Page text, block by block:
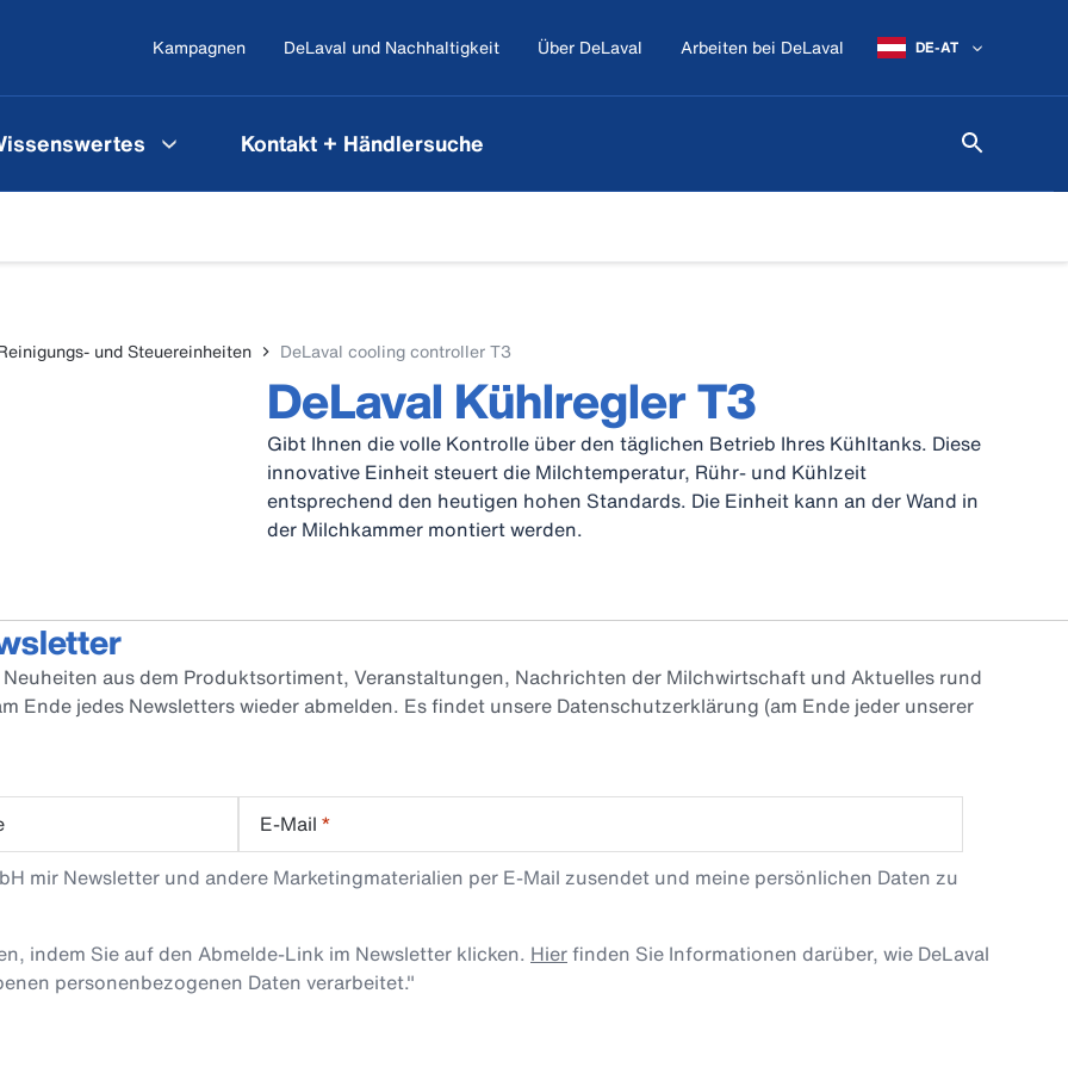
Kampagnen DeLaval und Nachhaltigkeit Über DeLaval Arbeiten bei DeLaval DE-AT
Kontakt + Händlersuche
und Steuereinheiten DeLaval cooling controller T3
DeLaval Kühlregler T3
Gibt Ihnen die volle Kontrolle über den täglichen Betrieb Ihres Kühltanks. Diese
innovative Einheit steuert die Milchtemperatur, Rühr- und Kühlzeit
entsprechend den heutigen hohen Standards. Die Einheit kann an der Wand in
der Milchkammer montiert werden.
aus dem Produktsortiment, Veranstaltungen, Nachrichten der Milchwirtschaft und Aktuelles rund
Ende jedes Newsletters wieder abmelden. Es findet unsere Datenschutzerklärung (am Ende jeder unserer
E-Mail *
mir Newsletter und andere Marketingmaterialien per E-Mail zusendet und meine persönlichen Daten zu
indem Sie auf den Abmelde-Link im Newsletter klicken. Hierfinden Sie Informationen darüber, wie DeLaval
personenbezogenen Daten verarbeitet."